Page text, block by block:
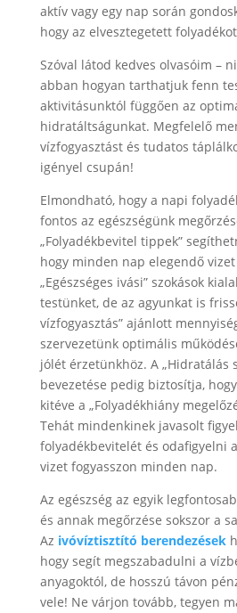
aktív vagy egy nap során
hogy az elvesztegetett
Szóval látod kedves olvasóim –
abban hogyan tarthatjuk fenn
aktivitásunktól függően az
hidratáltságunkat. Megfelelő
vízfogyasztást és tudatos
igényel csupán!
Elmondható, hogy a napi
fontos az egészségünk
„Folyadékbevitel tippek”
hogy minden nap elegendő
„Egészséges ivási” szokások
testünket, de az agyunkat is
vízfogyasztás” ajánlott
szervezetünk optimális
jólét érzetünkhöz. A „Hidratálás
bevezetése pedig biztosítja,
kitéve a „Folyadékhiány
Tehát mindenkinek javasolt
folyadékbevitelét és odafigyelni
vizet fogyasszon minden nap.
Az egészség az egyik
és annak megőrzése sokszor a
Az ivóvíztisztító berendezések
hogy segít megszabadulni a
anyagoktól, de hosszú távon
vele! Ne várjon tovább, tegyen